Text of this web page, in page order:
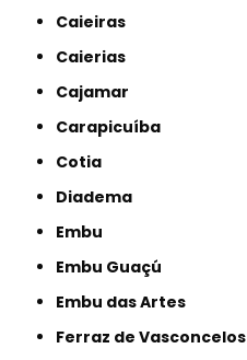
Caieiras
Caierias
Cajamar
Carapicuíba
Cotia
Diadema
Embu
Embu Guaçú
Embu das Artes
Ferraz de Vasconcelos